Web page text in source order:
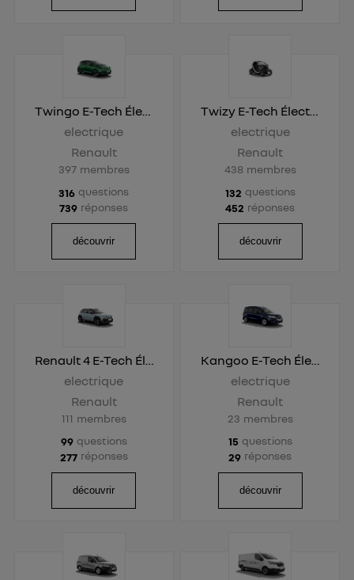
Twingo E-Tech Électrique
electrique
Renault
397 membres
316 questions
739 réponses
découvrir
Twizy E-Tech Électrique
electrique
Renault
438 membres
132 questions
452 réponses
découvrir
Renault 4 E-Tech Électrique
electrique
Renault
111 membres
99 questions
277 réponses
découvrir
Kangoo E-Tech Électrique
electrique
Renault
23 membres
15 questions
29 réponses
découvrir